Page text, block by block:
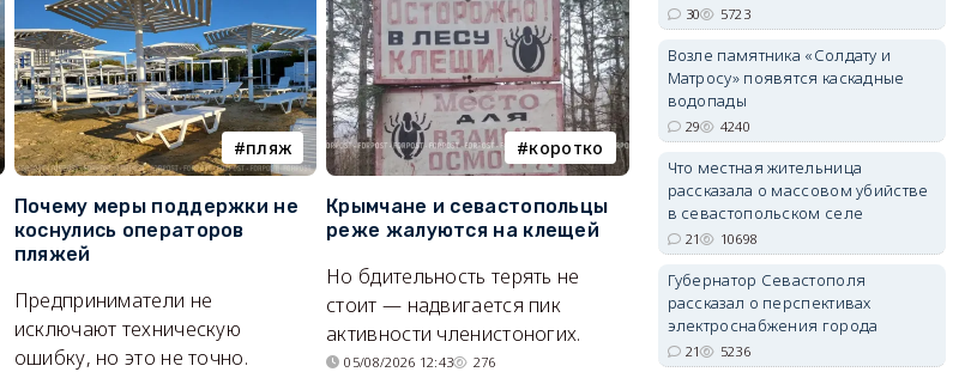
пляж
Почему меры поддержки не
коснулись операторов
пляжей
Предприниматели не
исключают техническую
ошибку, но это не точно.
коротко
Крымчане и севастопольцы
реже жалуются на клещей
Но бдительность терять не
стоит — надвигается пик
активности членистоногих.
05/08/2026 12:43 276
Балаклава
В Севастополе утвердили
проект застройки центра
Балаклавы
Там появится туристический
квартал с отелями и
парковками.
30 5723
Возле памятника «Солдату и
Матросу» появятся каскадные
водопады
29 4240
Что местная жительница
рассказала о массовом убийстве
в севастопольском селе
21 10698
Губернатор Севастополя
рассказал о перспективах
электроснабжения города
21 5236